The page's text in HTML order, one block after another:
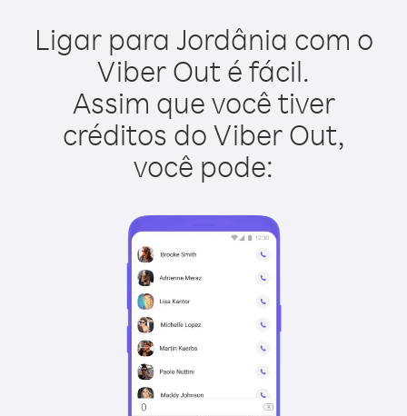
Ligar para Jordânia com o
Viber Out é fácil.
Assim que você tiver
créditos do Viber Out,
você pode: